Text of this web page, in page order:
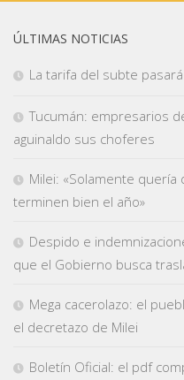
ÚLTIMAS NOTICIAS
La tarifa del subte
Tucumán: empresarios
aguinaldo sus choferes
Milei: «Solamente quería
terminen bien el año»
Despido e
que el Gobierno busca
Mega cacerolazo: el
el decretazo de Milei
Boletín Oficial: el pdf